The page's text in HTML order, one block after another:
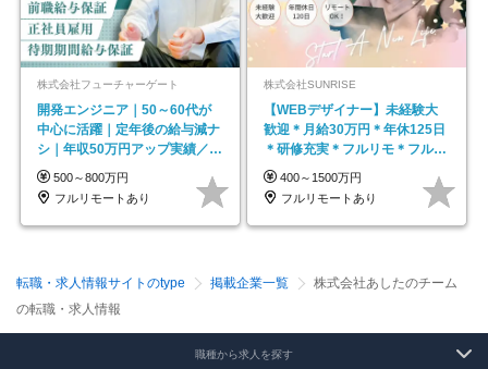
株式会社フューチャーゲート
開発エンジニア｜50～60代が
中心に活躍｜定年後の給与減ナ
シ｜年収50万円アップ実績／昇
給率92％（直近3年）
500～800万円
フルリモートあり
株式会社SUNRISE
【WEBデザイナー】未経験大
歓迎＊月給30万円＊年休125日
＊研修充実＊フルリモ＊フルフ
レックス＊
400～1500万円
フルリモートあり
転職・求人情報サイトのtype 掲載企業一覧
株式会社あしたのチーム
の転職・求人情報
職種から求人を探す